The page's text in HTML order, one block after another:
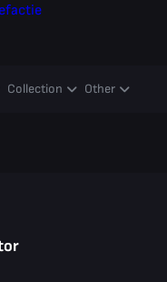
Collection Other